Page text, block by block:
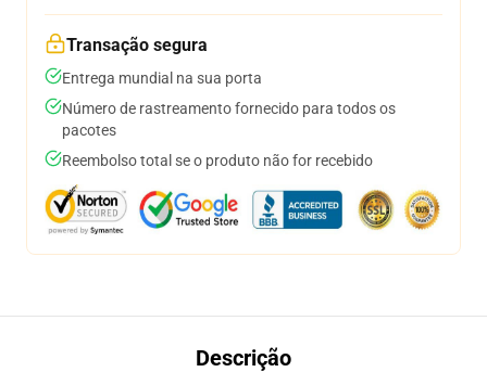
Transação segura
Entrega mundial na sua porta
Número de rastreamento fornecido para todos os
pacotes
Reembolso total se o produto não for recebido
Descrição